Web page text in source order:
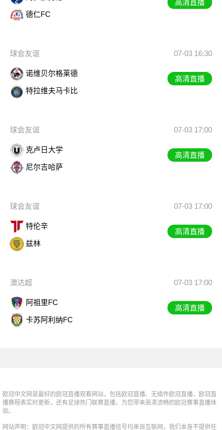
德仁FC
高清直播
球会友谊 07-03 16:30
诺维贝尔格莱德
特拉维夫马卡比
高清直播
球会友谊 07-03 17:00
克卢日大学
尼尔吉哈萨
高清直播
球会友谊 07-03 17:00
特伦辛
兹林
高清直播
澳达超 07-03 17:00
阿祖里FC
卡苏阿利纳FC
高清直播
欧冠中文网是最好的欧冠直播观看网站，包括欧冠直播、无插件欧冠直播，欧冠直
播赛程表实时更新，还有足球热门联赛直播，为您带来高清流畅的欧冠赛事直播体
验。
网站声明：欧冠中文网提供的所有赛事直播信号均来自互联网，我们本身不提供任